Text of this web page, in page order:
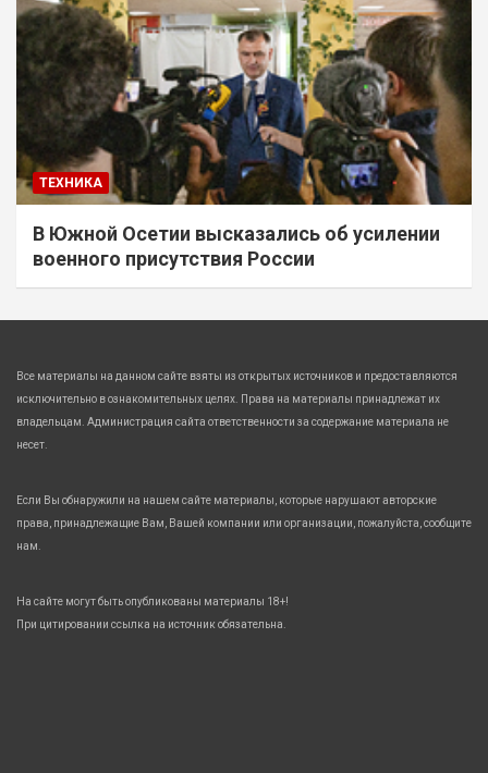
ТЕХНИКА
В Южной Осетии высказались об усилении
военного присутствия России
Все материалы на данном сайте взяты из открытых источников и предоставляются
исключительно в ознакомительных целях. Права на материалы принадлежат их
владельцам. Администрация сайта ответственности за содержание материала не
несет.
Если Вы обнаружили на нашем сайте материалы, которые нарушают авторские
права, принадлежащие Вам, Вашей компании или организации, пожалуйста, сообщите
нам.
На сайте могут быть опубликованы материалы 18+!
При цитировании ссылка на источник обязательна.